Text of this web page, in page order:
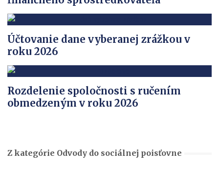
Účtovanie dane vyberanej zrážkou v
roku 2026
Rozdelenie spoločnosti s ručením
obmedzeným v roku 2026
Z kategórie Odvody do sociálnej poisťovne